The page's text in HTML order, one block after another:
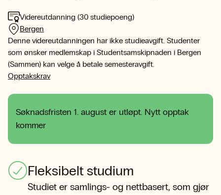
Videreutdanning (30 studiepoeng)
Bergen
Denne videreutdanningen har ikke studieavgift. Studenter
som ønsker medlemskap i Studentsamskipnaden i Bergen
(Sammen) kan velge å betale semesteravgift.
Opptakskrav
Søknadsfristen 1. august er utløpt. Nytt opptak
kommer
Fleksibelt studium
Studiet er samlings- og nettbasert, som gjør